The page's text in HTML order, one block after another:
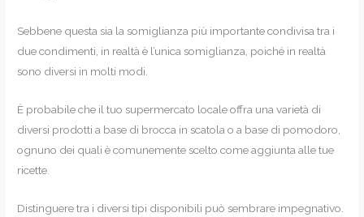
Sebbene questa sia la somiglianza più importante condivisa tra i
due condimenti, in realtà è l’unica somiglianza, poiché in realtà
sono diversi in molti modi.
È probabile che il tuo supermercato locale offra una varietà di
diversi prodotti a base di brocca in scatola o a base di pomodoro,
ognuno dei quali è comunemente scelto come aggiunta alle tue
ricette.
Distinguere tra i diversi tipi disponibili può sembrare impegnativo.